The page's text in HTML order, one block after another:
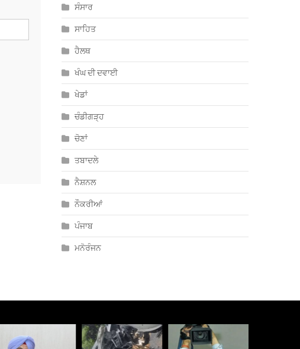
ਸੰਸਾਰ
ਸਾਹਿਤ
ਹੈਲਥ
ਖੰਘ ਦੀ ਦਵਾਈ
ਖੇਡਾਂ
ਚੰਡੀਗੜ੍ਹ
ਚੋਣਾਂ
ਤਬਾਦਲੇ
ਨੈਸ਼ਨਲ
ਨੌਕਰੀਆਂ
ਪੰਜਾਬ
ਮਨੋਰੰਜਨ